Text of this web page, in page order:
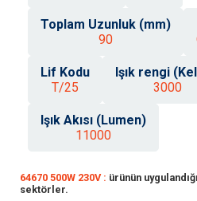
Toplam Uzunluk (mm)
90
Lif Kodu
T/25
Işık rengi
3000
Işık Akısı (Lumen)
11000
64670 500W 230V : ürünün
sektörler.